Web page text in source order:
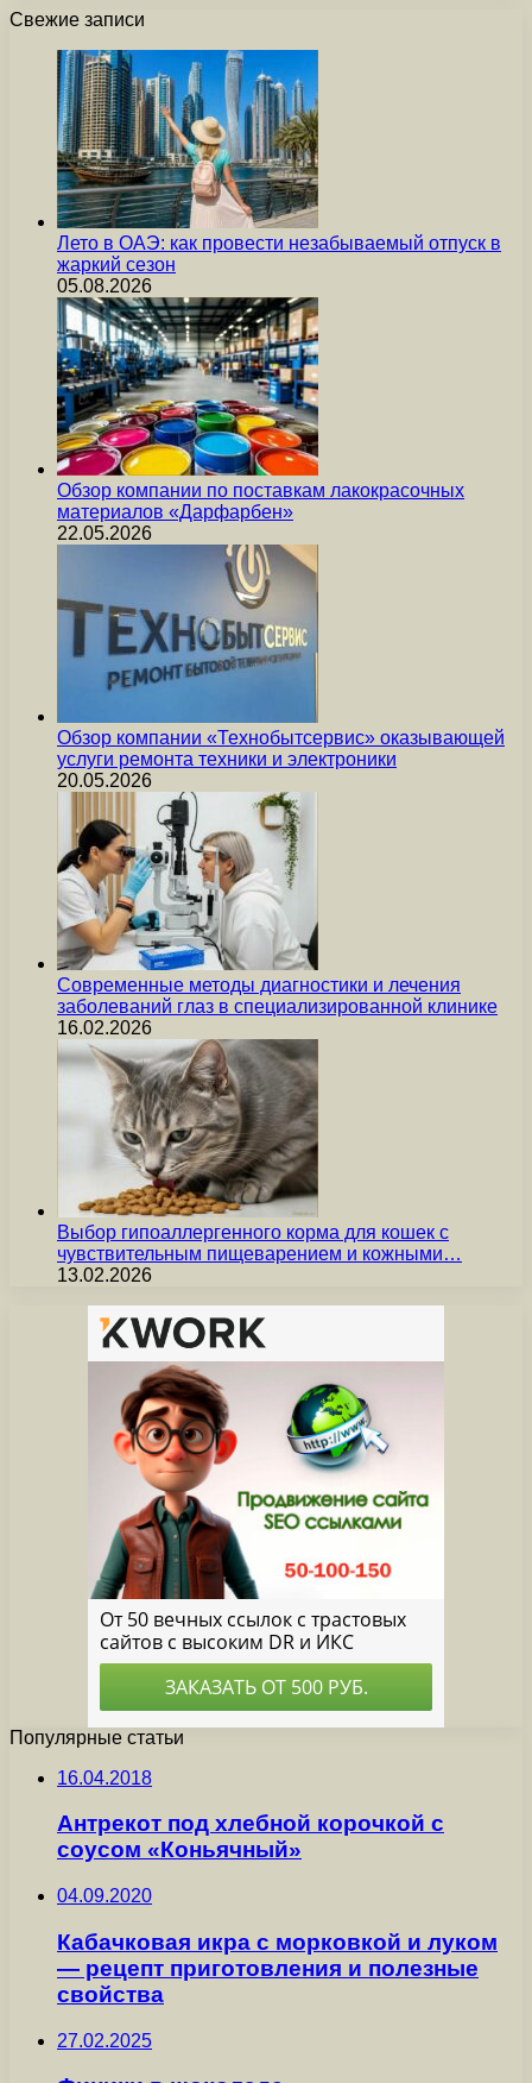
Свежие записи
Лето в ОАЭ: как провести незабываемый отпуск в
жаркий сезон
05.08.2026
Обзор компании по поставкам лакокрасочных
материалов «Дарфарбен»
22.05.2026
Обзор компании «Технобытсервис» оказывающей
услуги ремонта техники и электроники
20.05.2026
Современные методы диагностики и лечения
заболеваний глаз в специализированной клинике
16.02.2026
Выбор гипоаллергенного корма для кошек с
чувствительным пищеварением и кожными…
13.02.2026
Популярные статьи
16.04.2018
Антрекот под хлебной корочкой с
соусом «Коньячный»
04.09.2020
Кабачковая икра с морковкой и луком
— рецепт приготовления и полезные
свойства
27.02.2025